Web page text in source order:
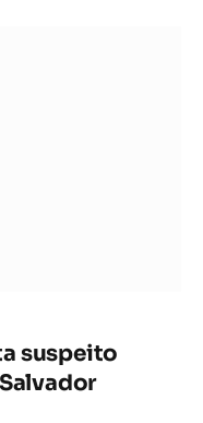
suspeito